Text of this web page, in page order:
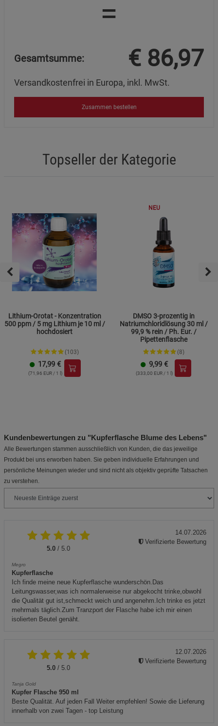
=
Gesamtsumme: € 86,97
Versandkostenfrei in Europa, inkl. MwSt.
Zusammen bestellen
Topseller der Kategorie
Lithium-Orotat - Konzentration
500 ppm / 5 mg Lithium je 10 ml /
hochdosiert
(103)
17,99 €
(71,96 EUR / 1 l)
NEU
DMSO 3-prozentig in
Natriumchloridlösung 30 ml /
99,9 % rein / Ph. Eur. /
Pipettenflasche
(8)
9,99 €
(333,00 EUR / 1 l)
Kundenbewertungen zu "Kupferflasche Blume des Lebens"
Alle Bewertungen stammen ausschließlich von Kunden, die das jeweilige
Produkt bei uns erworben haben. Sie geben individuelle Erfahrungen und
persönliche Meinungen wieder und sind nicht als objektiv geprüfte Tatsachen
zu verstehen.
5.0 / 5.0
Megro
Kupferflasche
Ich finde meine neue Kupferflasche wunderschön.Das
Leitungswasser,was ich normalerweise nur abgekocht trinke,obwohl
die Qualität gut ist,schmeckt weich und angenehm.Ich trinke es jetzt
mehrmals täglich.Zum Tranzport der Flasche habe ich mir einen
isolierten Beutel genäht.
14.07.2026
Verifizierte Bewertung
5.0 / 5.0
Tanja Gold
Kupfer Flasche 950 ml
Beste Qualität. Auf jeden Fall Weiter empfehlen! Sowie die Lieferung
innerhalb von zwei Tagen - top Leistung
12.07.2026
Verifizierte Bewertung